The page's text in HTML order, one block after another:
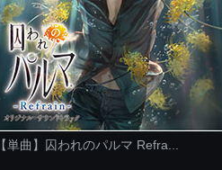
【単曲】囚われのパルマ Refra...